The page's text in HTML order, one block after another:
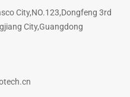
City,NO.123,Dongfeng 3rd
City,Guangdong